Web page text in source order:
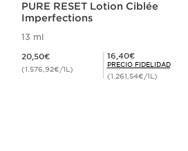
PURE RESET Lotion Ciblée
Imperfections
13 ml
20,50€
(1.576,92€/1L)
Precio Fidelidad 16,40€
16,40€
PRECIO FIDELIDAD
(1.261,54€/1L)